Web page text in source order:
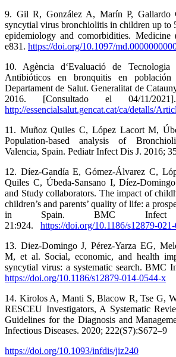
9. Gil R, González A, Marín P, Gallardo
syncytial virus bronchiolitis in children up to
epidemiology and comorbidities. Medicine
e831. https://doi.org/10.1097/
10. Agència d‘Evaluació de Tecnologia
Antibióticos en bronquitis en población
Departament de Salut. Generalitat de
2016. [Consultado el 04/11/
http://essencialsalut.gencat.cat/ca/detalls/
11. Muñoz Quiles C, López Lacort M,
Population-based analysis of
Valencia, Spain. Pediatr Infect Dis J. 2016;
12. Díez-Gandía E, Gómez-Álvarez C,
Quiles C, Úbeda-Sansano I, Díez-
and Study collaborators. The impact of
children’s and parents’ quality of life: a
in Spain. BMC
21:924. https://doi.org/10.1186/s12879-
13. Diez-Domingo J, Pérez-Yarza EG,
M, et al. Social, economic, and health
syncytial virus: a systematic search. BMC
https://doi.org/10.1186/s12879-014-0544-x
14. Kirolos A, Manti S, Blacow R, Tse G,
RESCEU Investigators, A Systematic
Guidelines for the Diagnosis and
Infectious Diseases. 2020; 222(S7):S672–9
https://doi.org/10.1093/infdis/jiz240